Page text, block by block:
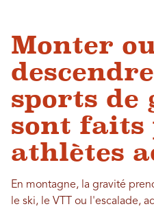
Monter
sports de
sont faits
athlètes
En montagne, la gravité
le ski, le VTT ou l'escalade,